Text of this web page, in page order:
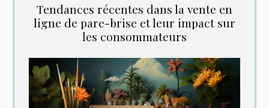
Tendances récentes dans la vente en
ligne de pare-brise et leur impact sur
les consommateurs